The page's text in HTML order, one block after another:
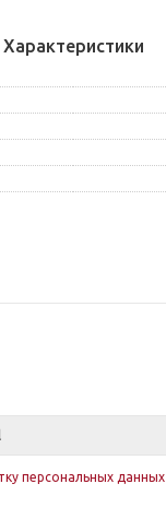
Характеристики
персональных данных